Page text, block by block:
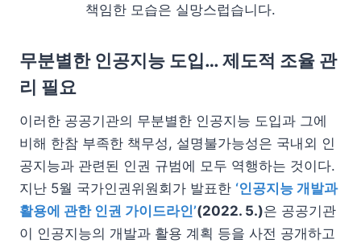
책임한 모습은 실망스럽습니다.
무분별한 인공지능 도입… 제도적 조율 관
리 필요
이러한 공공기관의 무분별한 인공지능 도입과 그에
비해 한참 부족한 책무성, 설명불가능성은 국내외 인
공지능과 관련된 인권 규범에 모두 역행하는 것이다.
지난 5월 국가인권위원회가 발표한 ‘인공지능 개발과
활용에 관한 인권 가이드라인’(2022. 5.)은 공공기관
이 인공지능의 개발과 활용 계획 등을 사전 공개하고